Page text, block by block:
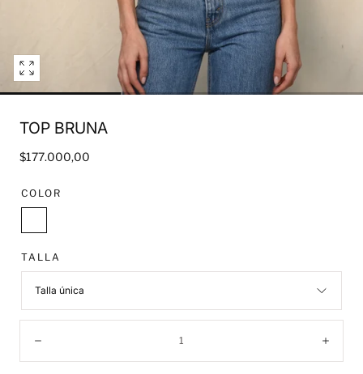
Open
media
in
TOP BRUNA
Regular
$177.000,00
COLOR
TALLA
Talla única